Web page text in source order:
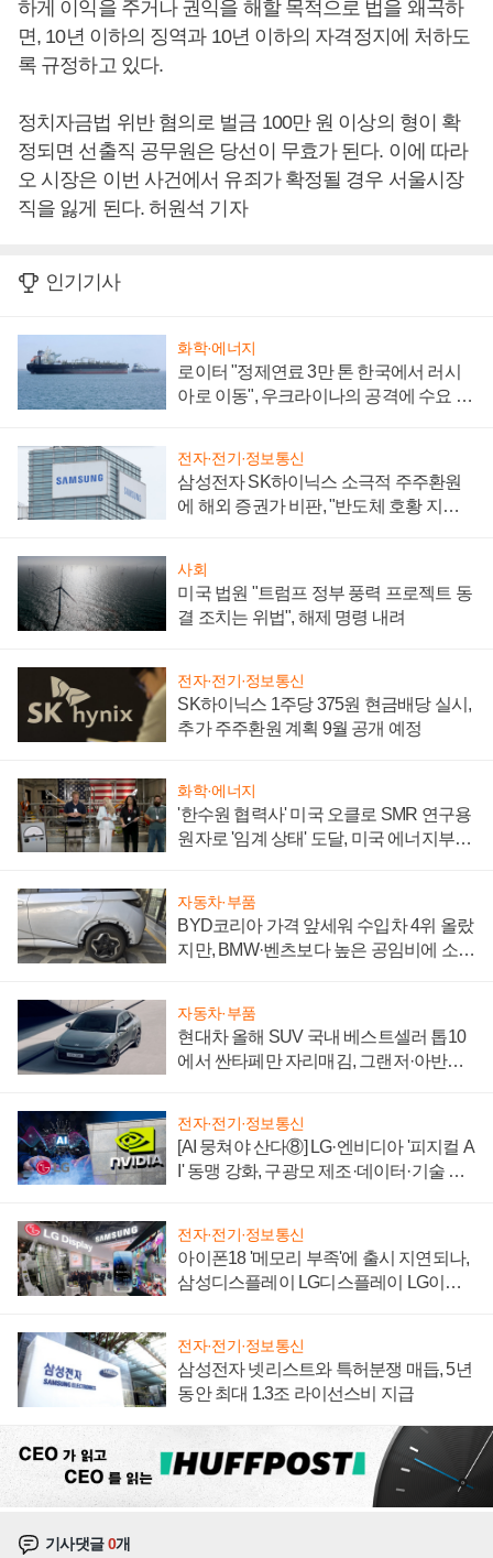
하게 이익을 주거나 권익을 해할 목적으로 법을 왜곡하
면, 10년 이하의 징역과 10년 이하의 자격정지에 처하도
록 규정하고 있다.
정치자금법 위반 혐의로 벌금 100만 원 이상의 형이 확
정되면 선출직 공무원은 당선이 무효가 된다. 이에 따라
오 시장은 이번 사건에서 유죄가 확정될 경우 서울시장
직을 잃게 된다. 허원석 기자
인기기사
화학·에너지
로이터 "정제연료 3만 톤 한국에서 러시
아로 이동", 우크라이나의 공격에 수요 늘
전자·전기·정보통신
삼성전자 SK하이닉스 소극적 주주환원
에 해외 증권가 비판, "반도체 호황 지속
사회
미국 법원 "트럼프 정부 풍력 프로젝트 동
결 조치는 위법", 해제 명령 내려
전자·전기·정보통신
SK하이닉스 1주당 375원 현금배당 실시,
추가 주주환원 계획 9월 공개 예정
화학·에너지
'한수원 협력사' 미국 오클로 SMR 연구용
원자로 '임계 상태' 도달, 미국 에너지부
자동차·부품
BYD코리아 가격 앞세워 수입차 4위 올랐
지만, BMW·벤츠보다 높은 공임비에 소비
자동차·부품
현대차 올해 SUV 국내 베스트셀러 톱10
에서 싼타페만 자리매김, 그랜저·아반떼
전자·전기·정보통신
[AI 뭉쳐야 산다⑧] LG·엔비디아 '피지컬 A
I' 동맹 강화, 구광모 제조·데이터·기술 결
전자·전기·정보통신
아이폰18 '메모리 부족'에 출시 지연되나,
삼성디스플레이 LG디스플레이 LG이노
전자·전기·정보통신
삼성전자 넷리스트와 특허분쟁 매듭, 5년
동안 최대 1.3조 라이선스비 지급
기사댓글0개